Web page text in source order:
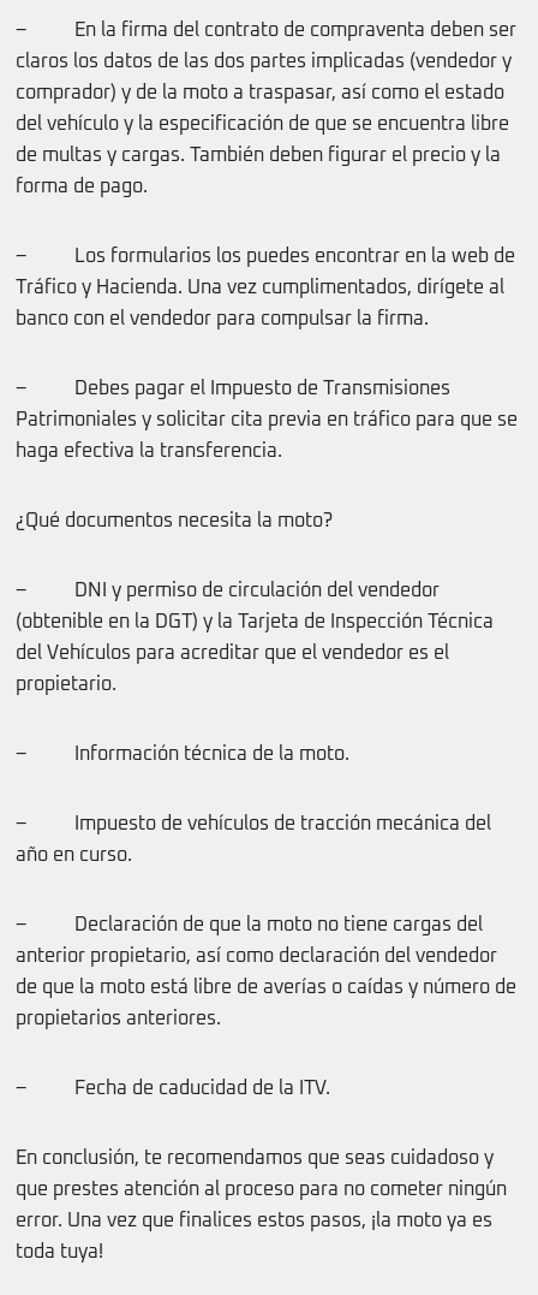
– En la firma del contrato de compraventa deben ser
claros los datos de las dos partes implicadas (vendedor y
comprador) y de la moto a traspasar, así como el estado
del vehículo y la especificación de que se encuentra libre
de multas y cargas. También deben figurar el precio y la
forma de pago.
– Los formularios los puedes encontrar en la web de
Tráfico y Hacienda. Una vez cumplimentados, dirígete al
banco con el vendedor para compulsar la firma.
– Debes pagar el Impuesto de Transmisiones
Patrimoniales y solicitar cita previa en tráfico para que se
haga efectiva la transferencia.
¿Qué documentos necesita la moto?
– DNI y permiso de circulación del vendedor
(obtenible en la DGT) y la Tarjeta de Inspección Técnica
del Vehículos para acreditar que el vendedor es el
propietario.
– Información técnica de la moto.
– Impuesto de vehículos de tracción mecánica del
año en curso.
– Declaración de que la moto no tiene cargas del
anterior propietario, así como declaración del vendedor
de que la moto está libre de averías o caídas y número de
propietarios anteriores.
– Fecha de caducidad de la ITV.
En conclusión, te recomendamos que seas cuidadoso y
que prestes atención al proceso para no cometer ningún
error. Una vez que finalices estos pasos, ¡la moto ya es
toda tuya!